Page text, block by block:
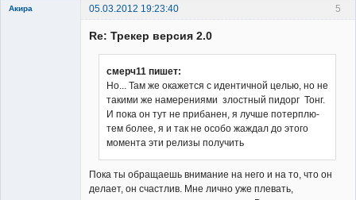
5
Акира 05.03.2012 19:23:40
Re: Трекер версия 2.0
смерч11 пишет:
Но... Там же окажется с идентичной целью, но не
такими же намерениями злостный пидорг Тонг.
И пока он тут не прибанен, я лучше потерплю-
тем более, я и так не особо жаждал до этого
момента эти релизы получить
Пока ты обращаешь внимание на него и на то, что он
делает, он счастлив. Мне лично уже плевать,